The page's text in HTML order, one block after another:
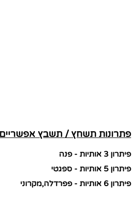
פתרונות תשחץ / תשבץ אפשריים
פיתרון 3 אותיות - פנה
פיתרון 5 אותיות - ספגטי
פיתרון 6 אותיות - פפרדלה,מקרוני